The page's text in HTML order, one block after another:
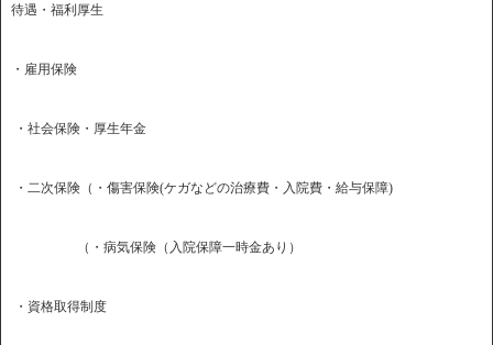
待遇・福利厚生
・雇用保険
・社会保険・厚生年金
・二次保険（・傷害保険(ケガなどの治療費・入院費・給与保障)
（・病気保険（入院保障一時金あり）
・資格取得制度